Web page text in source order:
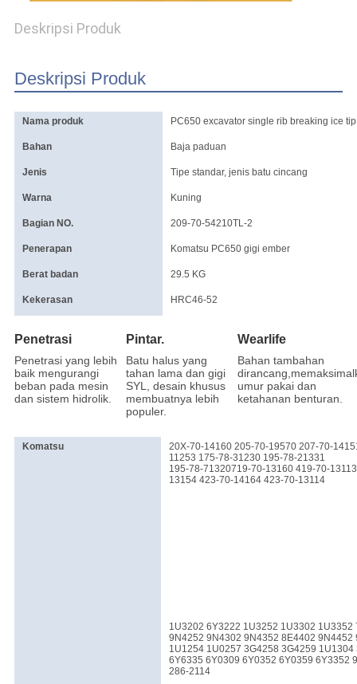
Deskripsi Produk
Deskripsi Produk
Nama produk PC650 excavator single rib breaking ice
Bahan Baja paduan
Jenis Tipe standar, jenis batu cincang
Warna Kuning
Bagian NO. 209-70-54210TL-2
Penerapan Komatsu PC650 gigi ember
Berat badan 29.5 KG
Kekerasan HRC46-52
Penetrasi
Penetrasi yang lebih
baik mengurangi
beban pada mesin
dan sistem hidrolik.
Pintar.
Batu halus yang
tahan lama dan gigi
SYL, desain khusus
membuatnya lebih
populer.
Wearlife
Bahan tambahan
umur pakai dan
ketahanan benturan.
Komatsu
20X-70-14160 205-70-19570 207-70-
11253 175-78-31230 195-78-21331
195-78-71320719-70-13160 419-70-
13154 423-70-14164 423-70-13114
1U3202 6Y3222 1U3252 1U3302
9N4252 9N4302 9N4352 8E4402 9N4452
1U1254 1U0257 3G4258 3G4259
6Y6335 6Y0309 6Y0352 6Y0359 6Y3352
286-2114